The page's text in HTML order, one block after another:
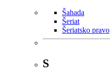
Šahada
Šeriat
Šeriatsko pravo
S